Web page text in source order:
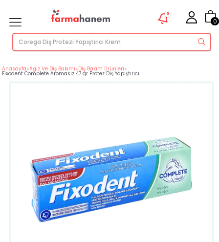
0
0
Anasayfa>Ağız Ve Diş Bakımı>Diş Bakım Ürünleri>
Fixodent Complete Aromasız 47 gr Protez Diş Yapıştırıcı